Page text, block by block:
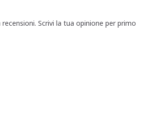
Scrivi la tua opinione per primo